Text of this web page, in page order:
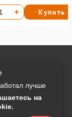
Купить
лучше
на